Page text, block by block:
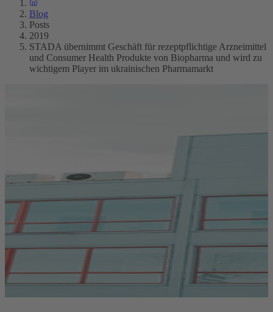
Blog
Posts
2019
STADA übernimmt Geschäft für rezeptpflichtige Arzneimittel
und Consumer Health Produkte von Biopharma und wird zu
wichtigem Player im ukrainischen Pharmamarkt